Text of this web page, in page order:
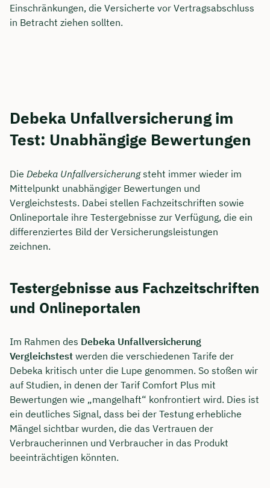
Einschränkungen, die Versicherte vor Vertragsabschluss
in Betracht ziehen sollten.
Debeka Unfallversicherung im
Test: Unabhängige Bewertungen
Die Debeka Unfallversicherungsteht immer wieder im
Mittelpunkt unabhängiger Bewertungen und
Vergleichstests. Dabei stellen Fachzeitschriften sowie
Onlineportale ihre Testergebnisse zur Verfügung, die ein
differenziertes Bild der Versicherungsleistungen
zeichnen.
Testergebnisse aus Fachzeitschriften
und Onlineportalen
Im Rahmen des Debeka Unfallversicherung
Vergleichstest werden die verschiedenen Tarife der
Debeka kritisch unter die Lupe genommen. So stoßen wir
auf Studien, in denen der Tarif Comfort Plus mit
Bewertungen wie „mangelhaft“ konfrontiert wird. Dies ist
ein deutliches Signal, dass bei der Testung erhebliche
Mängel sichtbar wurden, die das Vertrauen der
Verbraucherinnen und Verbraucher in das Produkt
beeinträchtigen könnten.